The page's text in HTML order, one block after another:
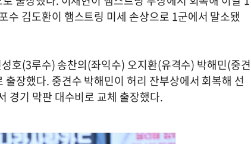
수 김도환이 햄스트링 미세 손상으로 1군에서 말소됐
호(3루수) 송찬의(좌익수) 오지환(유격수) 박해민(중견
장했다. 중견수 박해민이 허리 잔부상에서 회복해 선
경기 막판 대수비로 교체 출장했다.